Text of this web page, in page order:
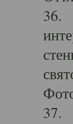
36.
37.